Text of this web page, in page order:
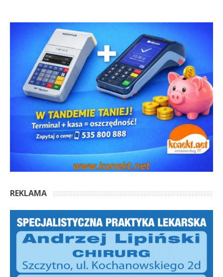
REKLAMA